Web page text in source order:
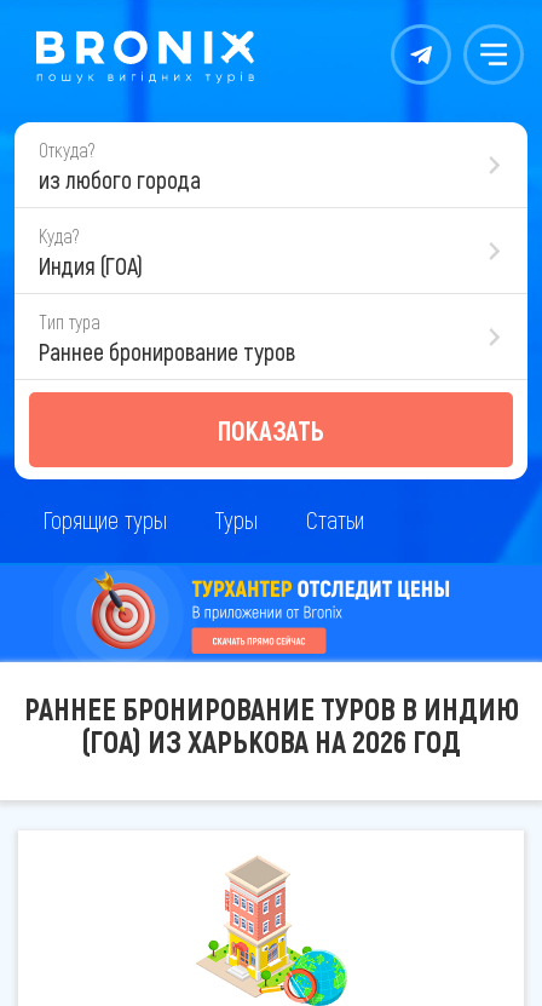
Контакты Меню
Откуда?
из любого города
Куда?
Индия (ГОА)
Тип тура
Раннее бронирование туров
ПОКАЗАТЬ
Горящие туры Туры Статьи
РАННЕЕ БРОНИРОВАНИЕ ТУРОВ В ИНДИЮ
(ГОА) ИЗ ХАРЬКОВА НА 2026 ГОД